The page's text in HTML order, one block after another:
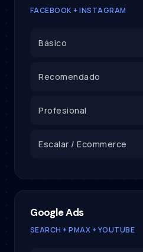
FACEBOOK + INSTAGRAM
Básico
Recomendado
Profesional
Escalar / Ecommerce
Google Ads
SEARCH + PMAX + YOUTUBE